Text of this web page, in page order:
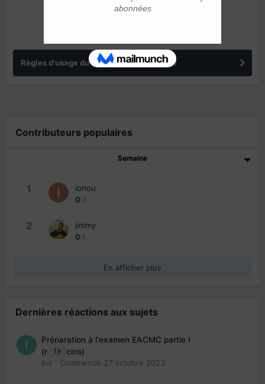
Règles d'usage du forum IMMIGRER.COM
Contributeurs populaires
Semaine
1 ibnou
2
2 jimmy
1
En afficher plus
Dernières réactions aux sujets
19
Préparation à l'examen EACMC partie I
(médecins)
Ino · Commencé 27 octobre 2023